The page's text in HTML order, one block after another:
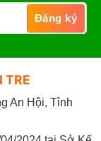
TRE
An Hội, Tỉnh